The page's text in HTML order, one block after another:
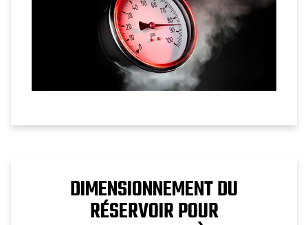
DIMENSIONNEMENT DU
RÉSERVOIR POUR